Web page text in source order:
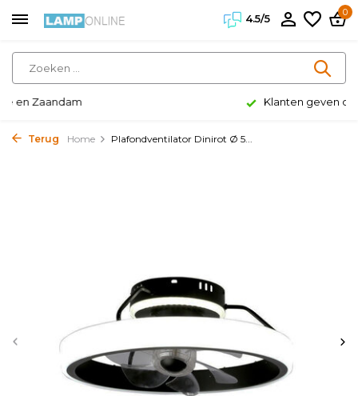
4.5/5
0
Klanten geven ons een 4.5/5
Terug Home Plafondventilator Dinirot Ø 5...